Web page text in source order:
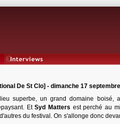
De St Clo] - dimanche 17
superbe, un grand domaine boisé,
EtSyd Matters est perché au
du festival. On s'allonge donc